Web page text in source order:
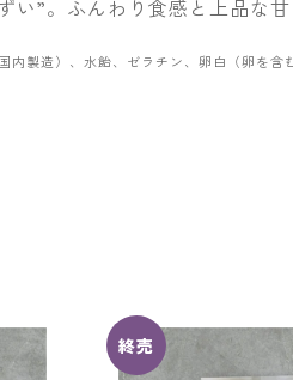
”。ふんわり食感と上品な甘
製造）、水飴、ゼラチン、卵白（卵を含
終売